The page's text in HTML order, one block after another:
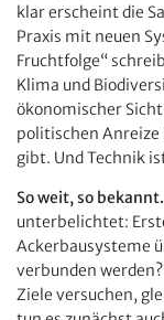
klar erscheint die
Praxis mit neuen
Fruchtfolge“
Klima und
ökonomischer
politischen
gibt. Und Technik
So weit, so bekannt.
unterbelichtet:
Ackerbausysteme
verbunden
Ziele versuchen,